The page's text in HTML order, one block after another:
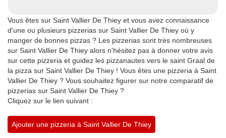
Vous êtes sur Saint Vallier De Thiey et vous avez connaissance
d'une ou plusieurs pizzerias sur Saint Vallier De Thiey où y
manger de bonnes pizzas ? Les pizzerias sont très nombreuses
sur Saint Vallier De Thiey alors n'hésitez pas à donner votre avis
sur cette pizzeria et guidez les pizzanautes vers le saint Graal de
la pizza sur Saint Vallier De Thiey ! Vous êtes une pizzeria à Saint
Vallier De Thiey ? Vous souhaitez figurer sur notre comparatif de
pizzerias sur Saint Vallier De Thiey ?
Cliquez sur le lien suivant :
Ajouter une pizzeria à Saint Vallier De Thiey